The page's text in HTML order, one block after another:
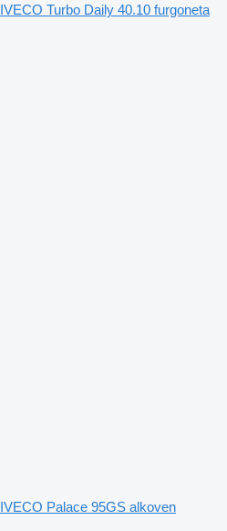
IVECO Turbo Daily 40.10 furgoneta
IVECO Palace 95GS alkoven